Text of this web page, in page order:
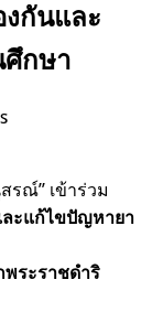
งกันและ
กษา
รณ์” เข้าร่วม
ะแก้ไขปัญหายา
ระราชดำริ